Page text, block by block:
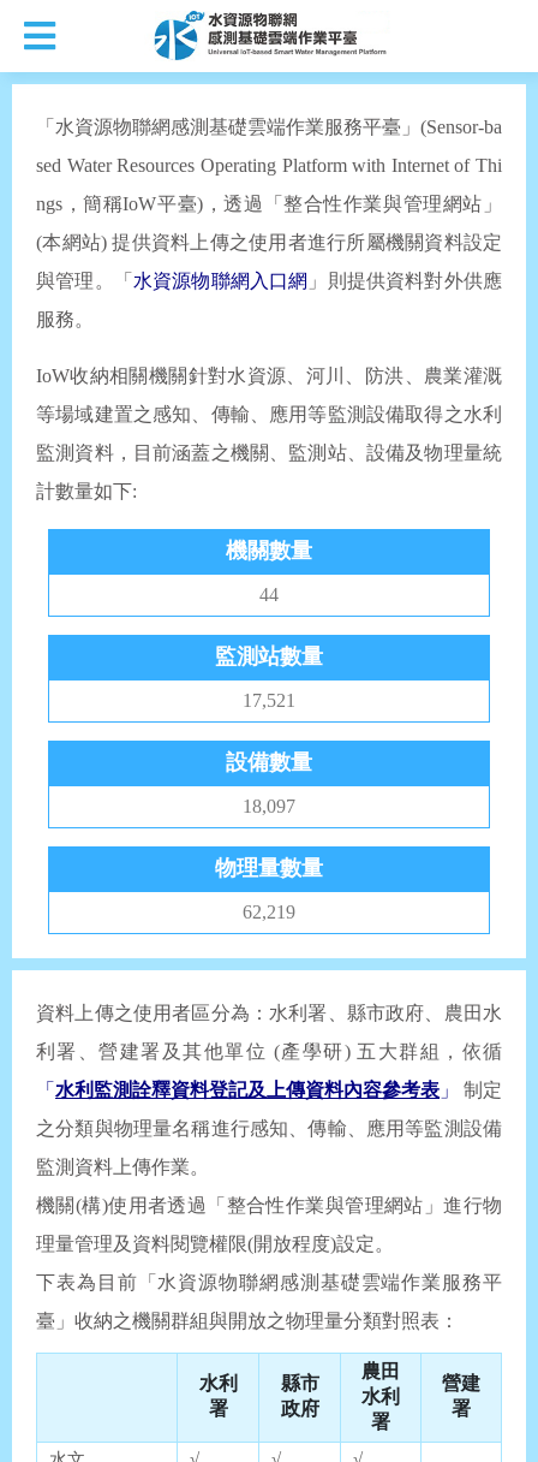
「水資源物聯網感測基礎雲端作業服務平臺」(Sensor-ba
sed Water Resources Operating Platform with Internet of Thi
ngs，簡稱IoW平臺)，透過「整合性作業與管理網站」
(本網站) 提供資料上傳之使用者進行所屬機關資料設定
與管理。「 水資源物聯網入口網 」則提供資料對外供應
服務。
IoW收納相關機關針對水資源、河川、防洪、農業灌溉
等場域建置之感知、傳輸、應用等監測設備取得之水利
監測資料，目前涵蓋之機關、監測站、設備及物理量統
計數量如下:
機關數量
44
監測站數量
17,521
設備數量
18,097
物理量數量
62,219
資料上傳之使用者區分為：水利署、縣市政府、農田水
利署、營建署及其他單位 (產學研) 五大群組，依循
「 水利監測詮釋資料登記及上傳資料內容參考表 」
制定
之分類與物理量名稱進行感知、傳輸、應用等監測設備
監測資料上傳作業。
機關(構)使用者透過「整合性作業與管理網站」進行物
理量管理及資料閱覽權限(開放程度)設定。
下表為目前「水資源物聯網感測基礎雲端作業服務平
臺」收納之機關群組與開放之物理量分類對照表：
水利
署
縣市
政府
農田
水利
署
營建
署